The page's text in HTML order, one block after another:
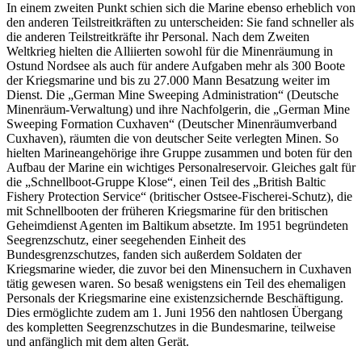
In einem zweiten Punkt schien sich die Marine ebenso erheblich von
den anderen Teilstreitkräften zu unterscheiden: Sie fand schneller als
die anderen Teilstreitkräfte ihr Personal. Nach dem Zweiten
Weltkrieg hielten die Alliierten sowohl für die Minenräumung in
Ostund Nordsee als auch für andere Aufgaben mehr als 300 Boote
der Kriegsmarine und bis zu 27.000 Mann Besatzung weiter im
Dienst. Die „German Mine Sweeping Administration“ (Deutsche
Minenräum-Verwaltung) und ihre Nachfolgerin, die „German Mine
Sweeping Formation Cuxhaven“ (Deutscher Minenräumverband
Cuxhaven), räumten die von deutscher Seite verlegten Minen. So
hielten Marineangehörige ihre Gruppe zusammen und boten für den
Aufbau der Marine ein wichtiges Personalreservoir. Gleiches galt für
die „Schnellboot-Gruppe Klose“, einen Teil des „British Baltic
Fishery Protection Service“ (britischer Ostsee-Fischerei-Schutz), die
mit Schnellbooten der früheren Kriegsmarine für den britischen
Geheimdienst Agenten im Baltikum absetzte. Im 1951 begründeten
Seegrenzschutz, einer seegehenden Einheit des
Bundesgrenzschutzes, fanden sich außerdem Soldaten der
Kriegsmarine wieder, die zuvor bei den Minensuchern in Cuxhaven
tätig gewesen waren. So besaß wenigstens ein Teil des ehemaligen
Personals der Kriegsmarine eine existenzsichernde Beschäftigung.
Dies ermöglichte zudem am 1. Juni 1956 den nahtlosen Übergang
des kompletten Seegrenzschutzes in die Bundesmarine, teilweise
und anfänglich mit dem alten Gerät.